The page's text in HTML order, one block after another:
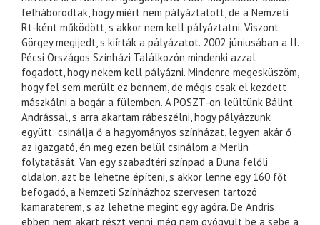
felháborodtak, hogy miért nem pályáztatott, de a Nemzeti
Rt-ként működött, s akkor nem kell pályáztatni. Viszont
Görgey megijedt, s kiírták a pályázatot. 2002 júniusában a II.
Pécsi Országos Színházi Találkozón mindenki azzal
fogadott, hogy nekem kell pályázni. Mindenre megesküszöm,
hogy fel sem merült ez bennem, de mégis csak el kezdett
mászkálni a bogár a fülemben. A POSZT-on leültünk Bálint
Andrással, s arra akartam rábeszélni, hogy pályázzunk
együtt: csinálja ő a hagyományos színházat, legyen akár ő
az igazgató, én meg ezen belül csinálom a Merlin
folytatását. Van egy szabadtéri színpad a Duna felőli
oldalon, azt be lehetne építeni, s akkor lenne egy 160 főt
befogadó, a Nemzeti Színházhoz szervesen tartozó
kamaraterem, s az lehetne megint egy agóra. De Andris
ebben nem akart részt venni, még nem gyógyult be a sebe a